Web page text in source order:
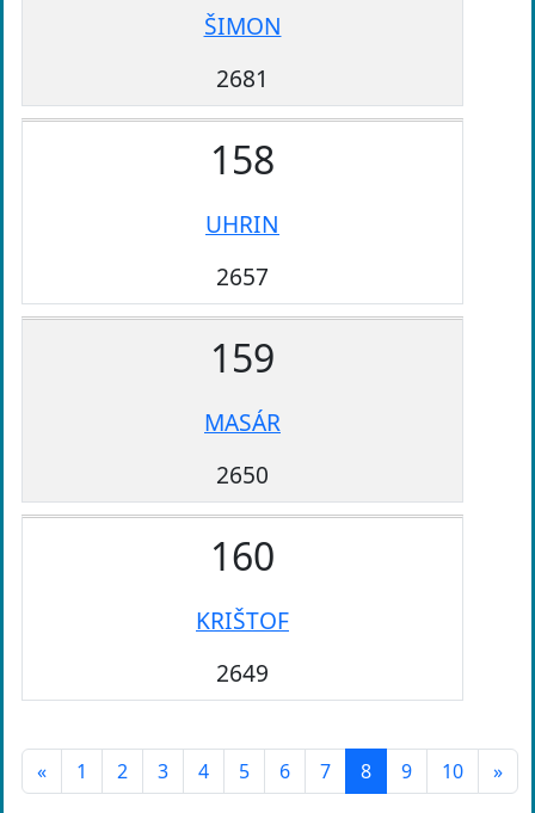
ŠIMON
2681
158
UHRIN
2657
159
MASÁR
2650
160
KRIŠTOF
2649
« 1 2 3 4 5 6 7 8 9 10 »